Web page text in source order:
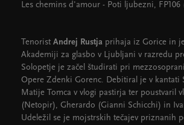
Les chemins d'amour - Poti ljubezni, FP106
Tenorist Andrej Rustja prihaja iz Gorice in
Akademiji za glasbo v Ljubljani v razredu
Solopetje je začel študirati pri
Opere Zdenki Gorenc. Debitiral je v kantati
Matije Tomca v vlogi pastirja ter poustvaril
(Netopir), Gherardo (Gianni Schicchi) in
Udeležil se je mojstrskih tečajev priznanih